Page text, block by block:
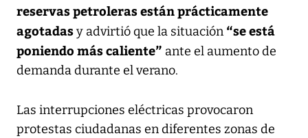
reservas petroleras están prácticamente
agotadasy advirtió que la situación “se está
poniendo más caliente” ante el aumento de
demanda durante el verano.
Las interrupciones eléctricas provocaron
protestas ciudadanas en diferentes zonas de